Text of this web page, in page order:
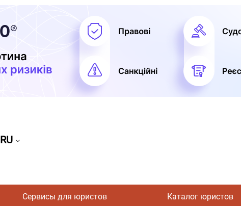
RU
Сервисы для юристов Каталог юристов